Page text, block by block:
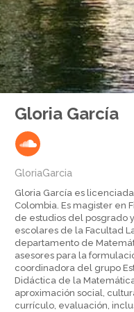
Gloria García
GloriaGarcia
Gloria García es
Colombia. Es magister en
de estudios del posgrado
escolares de la Facultad
departamento de
asesores para la
coordinadora del grupo
Didáctica de la
aproximación social,
currículo, evaluación,